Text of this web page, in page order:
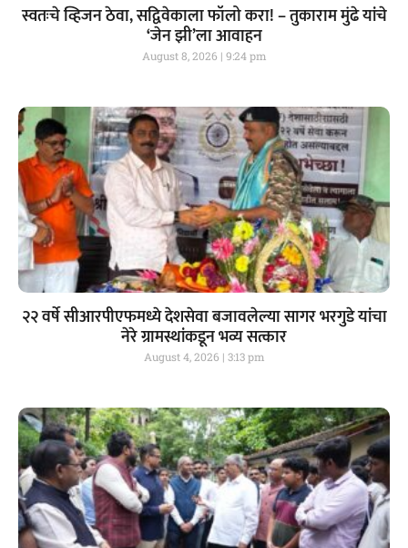
स्वतःचे व्हिजन ठेवा, सद्विवेकाला फॉलो करा! – तुकाराम मुंढे यांचे
‘जेन झी’ला आवाहन
August 8, 2026 9:24 pm
२२ वर्षे सीआरपीएफमध्ये देशसेवा बजावलेल्या सागर भरगुडे यांचा
नेरे ग्रामस्थांकडून भव्य सत्कार
August 4, 2026 3:13 pm